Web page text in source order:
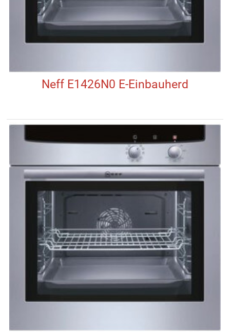
Neff E1426N0 E-Einbauherd